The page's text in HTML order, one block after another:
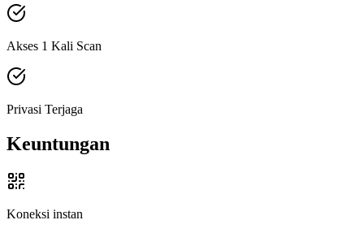
Akses 1 Kali Scan
Privasi Terjaga
Keuntungan
Koneksi instan